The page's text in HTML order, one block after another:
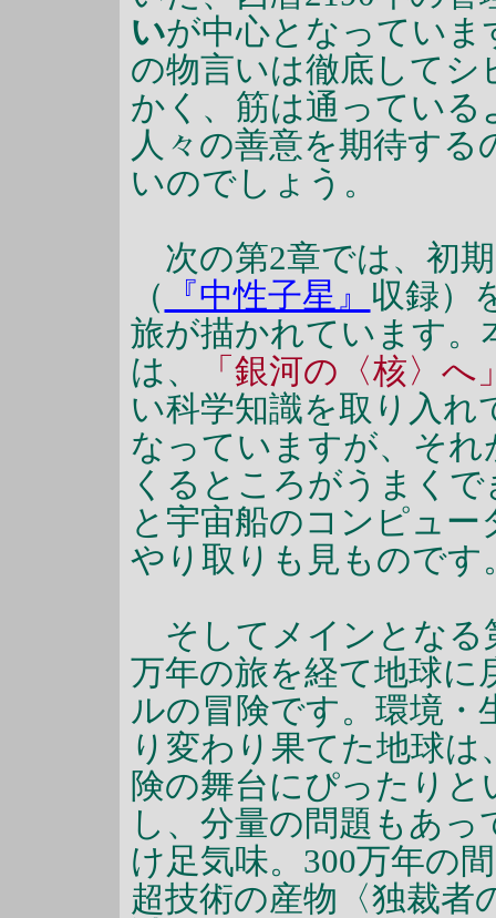
いが中心となってい
の物言いは徹底して
かく、筋は通ってい
人々の善意を期待す
いのでしょう。
次の第2章では、初
（
『中性子星』 収録）
旅が描かれています。
は、
「銀河の〈核〉へ
い科学知識を取り入
なっていますが、そ
くるところがうまく
と宇宙船のコンピュ
やり取りも見ものです
そしてメインとなる
万年の旅を経て地球に
ルの冒険です。環境・
り変わり果てた地球は
険の舞台にぴったり
し、分量の問題もあっ
け足気味。300万年の
超技術の産物〈独裁者